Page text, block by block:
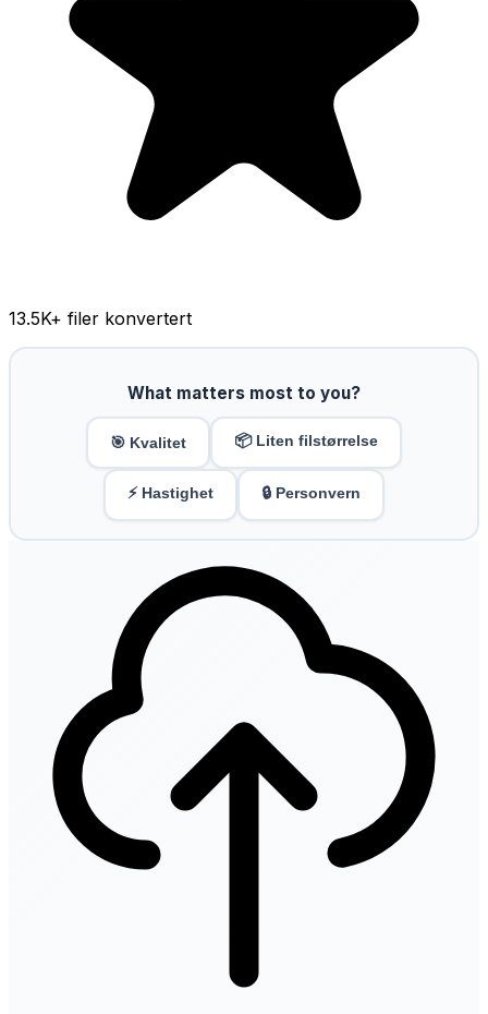
13.5K+ filer konvertert
What matters most to you?
🎯 Kvalitet 📦 Liten filstørrelse
⚡ Hastighet 🔒 Personvern